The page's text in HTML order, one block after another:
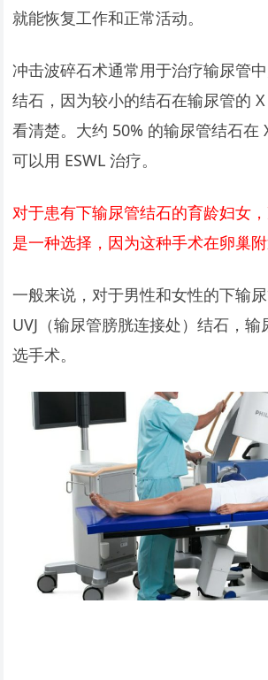
就能恢复工作和正常活动。
冲击波碎石术通常用于治疗输尿管
结石，因为较小的结石在输尿管的
看清楚。大约 50% 的输尿管结石在
可以用 ESWL 治疗。
对于患有下输尿管结石的育龄妇女
是一种选择，因为这种手术在卵巢附
一般来说，对于男性和女性的下输
UVJ（输尿管膀胱连接处）结石，
选手术。